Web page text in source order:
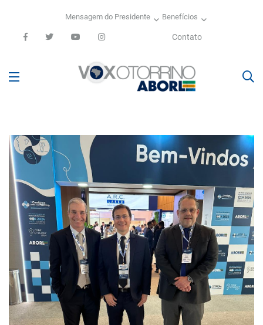
Mensagem do Presidente Benefícios
Contato